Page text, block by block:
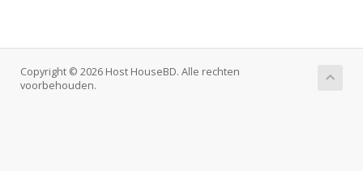
Copyright © 2026 Host HouseBD. Alle rechten
voorbehouden.